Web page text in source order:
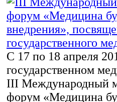
С 17 по 18 апреля
государственном
III Международный
форум «Медицина